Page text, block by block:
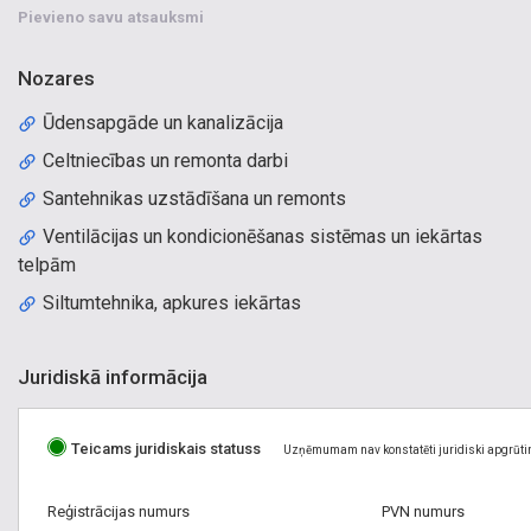
Pievieno savu atsauksmi
Nozares
Ūdensapgāde un kanalizācija
Celtniecības un remonta darbi
Santehnikas uzstādīšana un remonts
Ventilācijas un kondicionēšanas sistēmas un iekārtas
telpām
Siltumtehnika, apkures iekārtas
Juridiskā informācija
Teicams juridiskais statuss Uzņēmumam nav konstatēti juridiski
Reģistrācijas numurs PVN numurs